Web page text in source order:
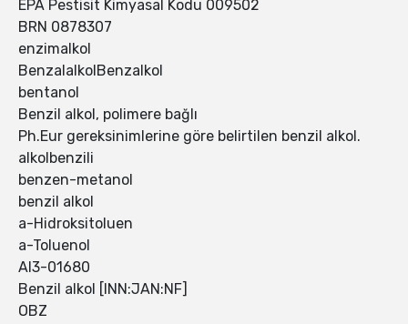
EPA Pestisit Kimyasal Kodu 009502
BRN 0878307
enzimalkol
BenzalalkolBenzalkol
bentanol
Benzil alkol, polimere bağlı
Ph.Eur gereksinimlerine göre belirtilen benzil alkol.
alkolbenzili
benzen-metanol
benzil alkol
a-Hidroksitoluen
a-Toluenol
AI3-01680
Benzil alkol [INN:JAN:NF]
OBZ